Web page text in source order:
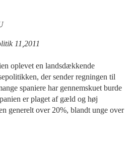
11,2011
oplevet en landsdækkende
der sender regningen til
spaniere har gennemskuet burde
er plaget af gæld og høj
generelt over 20%, blandt unge over